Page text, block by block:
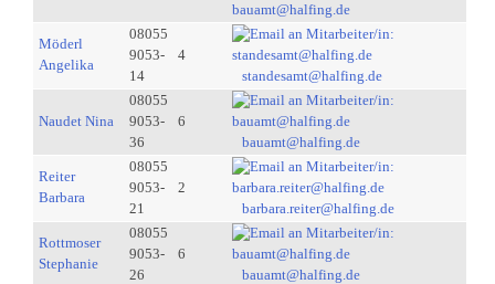
bauamt@halfing.de
Möderl
Angelika
08055
9053-
14
4
standesamt@halfing.de
Naudet Nina
08055
9053-
36
6
bauamt@halfing.de
Reiter
Barbara
08055
9053-
21
2
barbara.reiter@halfing.de
Rottmoser
Stephanie
08055
9053-
26
6
bauamt@halfing.de